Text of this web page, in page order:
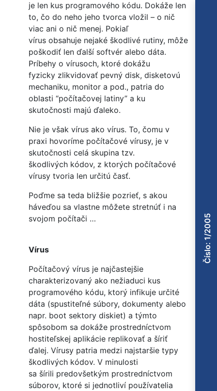
je len kus programového kódu. Dokáže len
to, čo do neho jeho tvorca vložil – o nič
viac ani o nič menej. Pokiaľ
vírus obsahuje nejaké škodlivé rutiny, môže
poškodiť len ďalší softvér alebo dáta.
Príbehy o vírusoch, ktoré dokážu
fyzicky zlikvidovať pevný disk, disketovú
mechaniku, monitor a pod., patria do
oblasti “počítačovej latiny” a ku
skutočnosti majú ďaleko.
Nie je však vírus ako vírus. To, čomu v
praxi hovoríme počítačové vírusy, je v
skutočnosti celá skupina tzv.
škodlivých kódov, z ktorých počítačové
vírusy tvoria len určitú časť.
Poďme sa teda bližšie pozrieť, s akou
háveďou sa vlastne môžete stretnúť i na
svojom počítači …
Vírus
Počítačový vírus je najčastejšie
charakterizovaný ako nežiaduci kus
programového kódu, ktorý infikuje určité
dáta (spustiteľné súbory, dokumenty alebo
napr. boot sektory diskiet) a týmto
spôsobom sa dokáže prostredníctvom
hostiteľskej aplikácie replikovať a šíriť
ďalej. Vírusy patria medzi najstaršie typy
škodlivých kódov. V minulosti
sa šírili predovšetkým prostredníctvom
súborov, ktoré si jednotliví používatelia
Číslo: 1/2005